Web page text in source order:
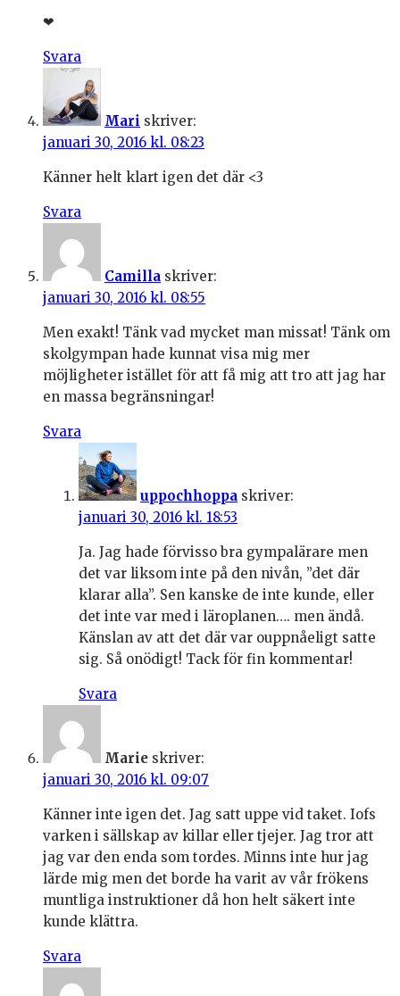
❤
Svara
Mari skriver:
januari 30, 2016 kl. 08:23
Känner helt klart igen det där <3
Svara
Camilla skriver:
januari 30, 2016 kl. 08:55
Men exakt! Tänk vad mycket man missat! Tänk om
skolgympan hade kunnat visa mig mer
möjligheter istället för att få mig att tro att jag har
en massa begränsningar!
Svara
uppochhoppa skriver:
januari 30, 2016 kl. 18:53
Ja. Jag hade förvisso bra gympalärare men
det var liksom inte på den nivån, ”det där
klarar alla”. Sen kanske de inte kunde, eller
det inte var med i läroplanen…. men ändå.
Känslan av att det där var ouppnåeligt satte
sig. Så onödigt! Tack för fin kommentar!
Svara
Marie skriver:
januari 30, 2016 kl. 09:07
Känner inte igen det. Jag satt uppe vid taket. Iofs
varken i sällskap av killar eller tjejer. Jag tror att
jag var den enda som tordes. Minns inte hur jag
lärde mig men det borde ha varit av vår frökens
muntliga instruktioner då hon helt säkert inte
kunde klättra.
Svara